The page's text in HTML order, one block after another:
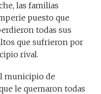
las familias
puesto que
todas sus
que sufrieron por
rival.
municipio de
le quemaron todas